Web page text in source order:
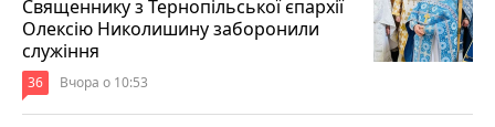
Священнику з Тернопільської єпархії
Олексію Николишину заборонили
служіння
36 Вчора о 10:53